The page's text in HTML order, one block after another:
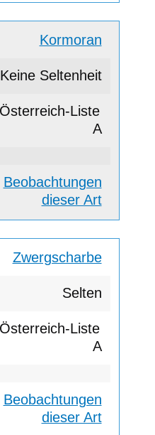
Kormoran
Keine Seltenheit
A
Beobachtungen
dieser Art
Zwergscharbe
Selten
A
Beobachtungen
dieser Art